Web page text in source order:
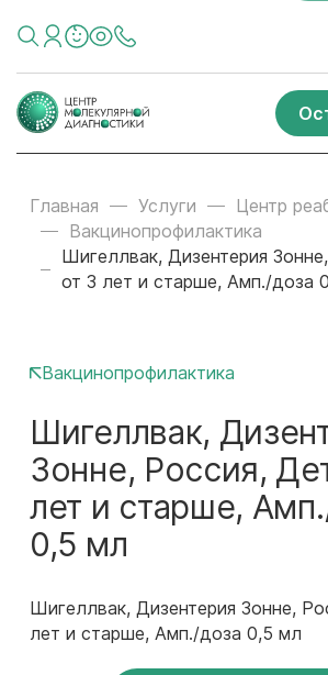
Главная Услуги
Центр
Вакцинопрофилактика
Шигеллвак, Дизентерия
от 3 лет и старше, Амп./доза
Вакцинопрофилактика
Шигеллвак,
Зонне, Россия,
лет и старше,
0,5 мл
Шигеллвак, Дизентерия Зонне,
лет и старше, Амп./доза 0,5 мл